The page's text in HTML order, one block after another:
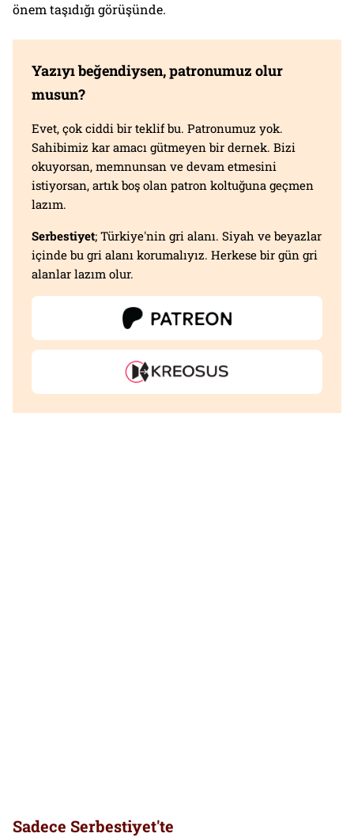
önem taşıdığı görüşünde.
Yazıyı beğendiysen, patronumuz olur
musun?
Evet, çok ciddi bir teklif bu. Patronumuz yok.
Sahibimiz kar amacı gütmeyen bir dernek. Bizi
okuyorsan, memnunsan ve devam etmesini
istiyorsan, artık boş olan patron koltuğuna geçmen
lazım.
Serbestiyet; Türkiye'nin gri alanı. Siyah ve beyazlar
içinde bu gri alanı korumalıyız. Herkese bir gün gri
alanlar lazım olur.
Sadece Serbestiyet'te